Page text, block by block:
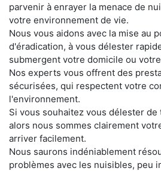
parvenir à enrayer la menace de
votre environnement de vie.
Nous vous aidons avec la mise au
d'éradication, à vous délester
submergent votre domicile ou
Nos experts vous offrent des
sécurisées, qui respectent votre
l'environnement.
Si vous souhaitez vous délester
alors nous sommes clairement
arriver facilement.
Nous saurons indéniablement
problèmes avec les nuisibles, peu